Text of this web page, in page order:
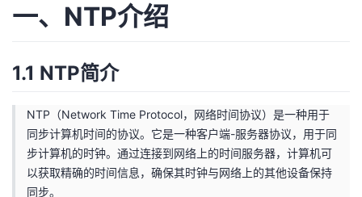
的
博
客
我
的
论
我
的
我
一、NTP介绍
1.1 NTP简介
NTP（Network Time Protocol，网络时间协议）是一种用于
同步计算机时间的协议。它是一种客户端-服务器协议，用于同
步计算机的时钟。通过连接到网络上的时间服务器，计算机可
以获取精确的时间信息，确保其时钟与网络上的其他设备保持
同步。